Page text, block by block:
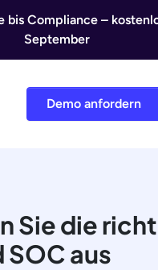
bis Compliance –
September
Demo anfordern
Sie die
aus